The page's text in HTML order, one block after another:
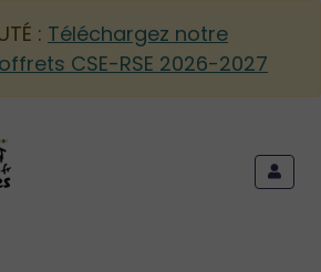
: Téléchargez notre
CSE-RSE 2026-2027